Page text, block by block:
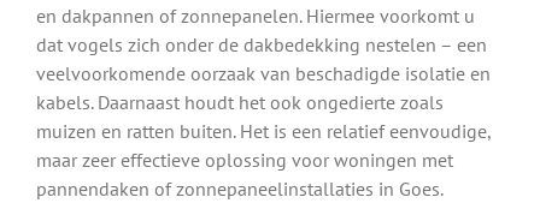
en dakpannen of zonnepanelen. Hiermee voorkomt u
dat vogels zich onder de dakbedekking nestelen – een
veelvoorkomende oorzaak van beschadigde isolatie en
kabels. Daarnaast houdt het ook ongedierte zoals
muizen en ratten buiten. Het is een relatief eenvoudige,
maar zeer effectieve oplossing voor woningen met
pannendaken of zonnepaneelinstallaties in Goes.